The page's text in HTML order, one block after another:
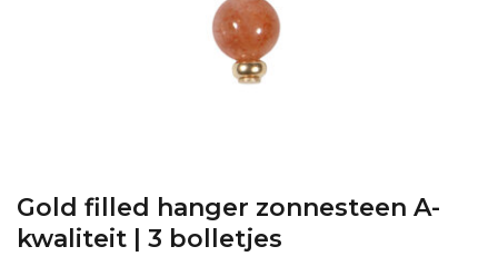
Gold filled hanger zonnesteen A-
kwaliteit | 3 bolletjes